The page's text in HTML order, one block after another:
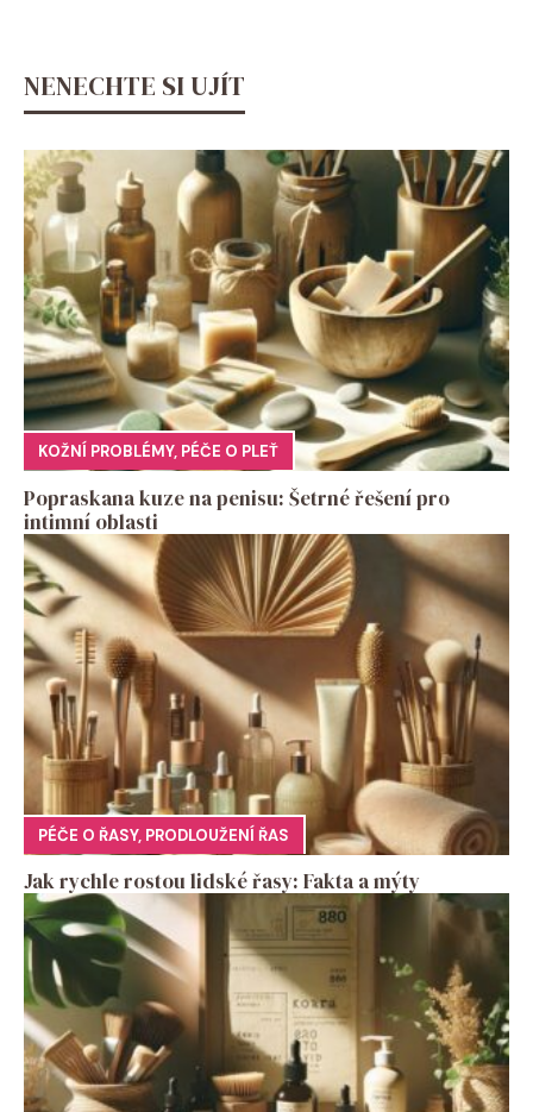
NENECHTE SI UJÍT
KOŽNÍ PROBLÉMY, PÉČE O PLEŤ
Popraskana kuze na penisu: Šetrné řešení pro
intimní oblasti
PÉČE O ŘASY, PRODLOUŽENÍ ŘAS
Jak rychle rostou lidské řasy: Fakta a mýty